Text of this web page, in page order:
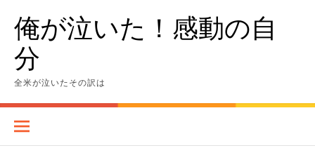
content俺が泣いた！感動の自
分
全米が泣いたその訳は